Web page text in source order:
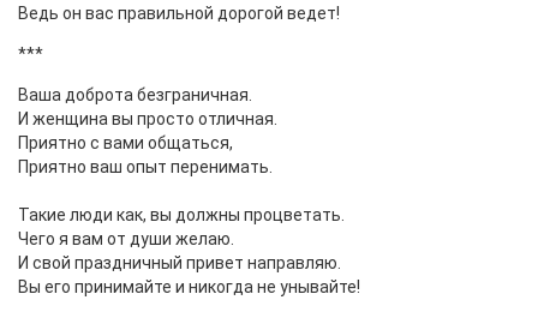
Ведь он вас правильной дорогой ведет!
***
Ваша доброта безграничная.
И женщина вы просто отличная.
Приятно с вами общаться,
Приятно ваш опыт перенимать.
Такие люди как, вы должны процветать.
Чего я вам от души желаю.
И свой праздничный привет направляю.
Вы его принимайте и никогда не унывайте!